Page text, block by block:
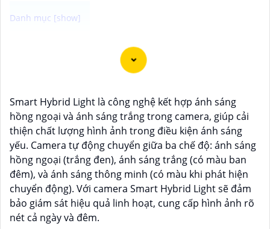
Camera Công Nghệ WizSense được trang bị tính năng
nhận diện thông minh, giúp phát hiện và phân biệt
báo giả mạo. Ngoài ra, camera còn hỗ trợ quan sát rõ
nét trong điều kiện ánh sáng yếu nhờ công nghệ
Starlight và các tính năng này giúp nâng cao hiệu quả
giám sát và bảo vệ an ninh tốt hơn.
Smart Hybrid Light là công nghệ kết hợp ánh sáng
hồng ngoại và ánh sáng trắng trong camera, giúp cải
thiện chất lượng hình ảnh trong điều kiện ánh sáng
yếu. Camera tự động chuyển giữa ba chế độ: ánh sáng
hồng ngoại (trắng đen), ánh sáng trắng (có màu ban
đêm), và ánh sáng thông minh (có màu khi phát hiện
chuyển động). Với camera Smart Hybrid Light sẽ đảm
bảo giám sát hiệu quả linh hoạt, cung cấp hình ảnh rõ
nét cả ngày và đêm.